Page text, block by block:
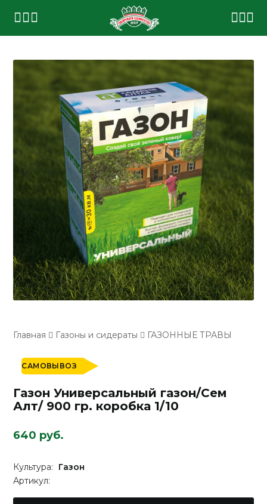
Главная Газоны и сидераты ГАЗОННЫЕ ТРАВЫ
САМОВЫВОЗ
Газон Универсальный газон/Сем
Алт/ 900 гр. коробка 1/10
640 руб.
Культура:
Газон
Артикул: